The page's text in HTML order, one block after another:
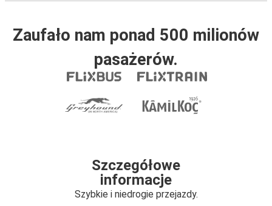
Zaufało nam ponad 500 milionów
pasażerów.
Szczegółowe
informacje
Szybkie i niedrogie przejazdy.